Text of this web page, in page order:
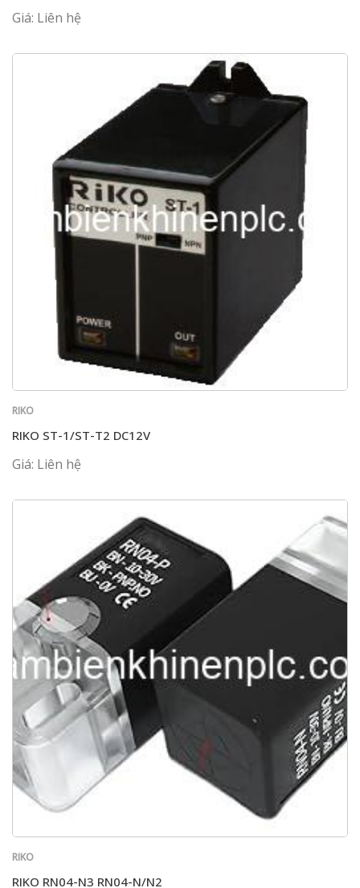
Giá: Liên hệ
RIKO
RIKO ST-1/ST-T2 DC12V
Giá: Liên hệ
RIKO
RIKO RN04-N3 RN04-N/N2